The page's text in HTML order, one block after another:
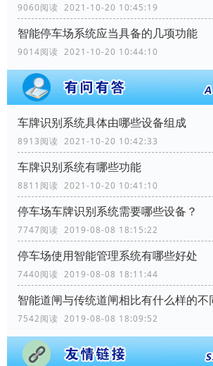
9060阅读 2021-10-20 10:45:19
智能停车场系统应当具备的几项功能
9014阅读 2021-10-20 10:44:10
车牌识别系统具体由哪些设备组成
8913阅读 2021-10-20 10:42:33
车牌识别系统有哪些功能
8811阅读 2021-10-20 10:41:10
停车场车牌识别系统需要哪些设备？
7747阅读 2019-08-08 18:15:22
停车场使用智能管理系统有哪些好处
7440阅读 2019-08-08 18:11:44
智能道闸与传统道闸相比有什么样的不
7542阅读 2019-08-08 18:09:52